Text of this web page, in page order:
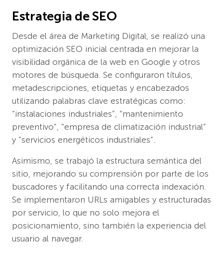
Estrategia de SEO
Desde el área de Marketing Digital, se realizó una
optimización SEO inicial centrada en mejorar la
visibilidad orgánica de la web en Google y otros
motores de búsqueda. Se configuraron títulos,
metadescripciones, etiquetas y encabezados
utilizando palabras clave estratégicas como:
“instalaciones industriales”, “mantenimiento
preventivo”, “empresa de climatización industrial”
y “servicios energéticos industriales”.
Asimismo, se trabajó la estructura semántica del
sitio, mejorando su comprensión por parte de los
buscadores y facilitando una correcta indexación.
Se implementaron URLs amigables y estructuradas
por servicio, lo que no solo mejora el
posicionamiento, sino también la experiencia del
usuario al navegar.